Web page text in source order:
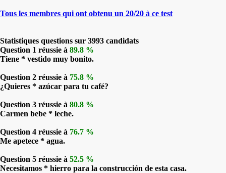
Tous les membres qui ont obtenu un 20/20 à ce test
Statistiques questions sur 3993 candidats
Question 1 réussie à 89.8 %
Tiene * vestido muy bonito.
Question 2 réussie à 75.8 %
¿Quieres * azúcar para tu café?
Question 3 réussie à 80.8 %
Carmen bebe * leche.
Question 4 réussie à 76.7 %
Me apetece * agua.
Question 5 réussie à 52.5 %
Necesitamos * hierro para la construcción de esta casa.